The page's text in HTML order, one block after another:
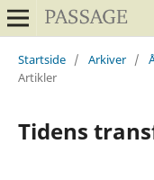
Startside / Arkiver /
Artikler
Tidens